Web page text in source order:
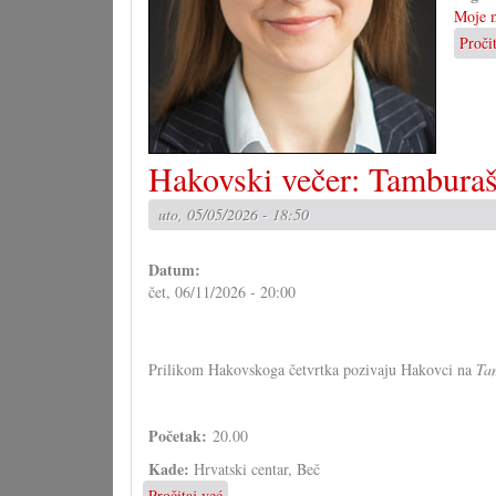
Moje
Hakovski večer:
uto, 05/05/2026 - 18:50
Datum:
čet, 06/11/2026 - 20:00
Prilikom Hakovskoga četvrtka pozivaju Hakovci na
Početak: 20.00
Kade: Hrvatski centar, Beč